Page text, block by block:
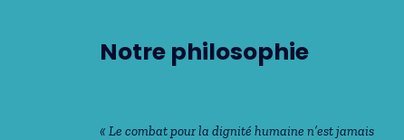
Notre philosophie
« Le combat pour la dignité humaine n’est jamais